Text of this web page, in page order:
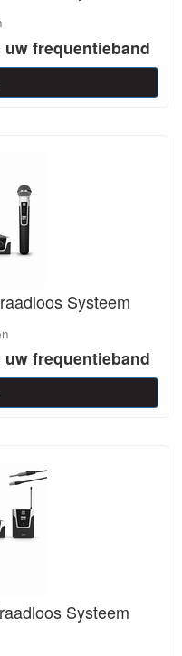
uw frequentieband
Systeem
uw frequentieband
Systeem